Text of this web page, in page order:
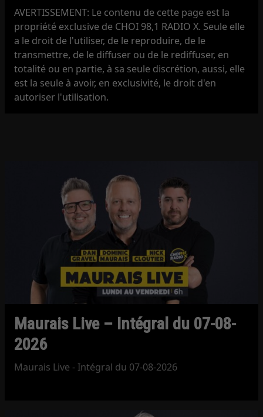
AVERTISSEMENT: Le contenu de cette page est la
propriété exclusive de CHOI 98,1 RADIO X. Seule elle
a le droit de l'utiliser, de le reproduire, de le
transmettre, de le diffuser ou de le rediffuser, en
totalité ou en partie, à sa seule discrétion, aussi, elle
est la seule à avoir, en exclusivité, le droit d'en
autoriser l'utilisation.
Maurais Live – Intégral du 07-08-
2026
Maurais Live - Intégral du 07-08-2026